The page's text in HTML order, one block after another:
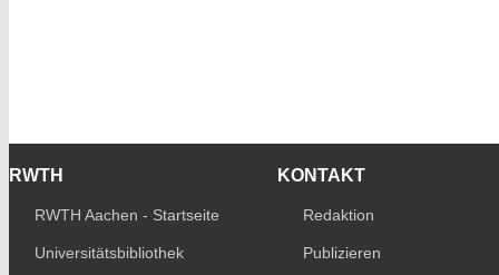
RWTH
RWTH Aachen - Startseite
Universitätsbibliothek
KONTAKT
Redaktion
Publizieren